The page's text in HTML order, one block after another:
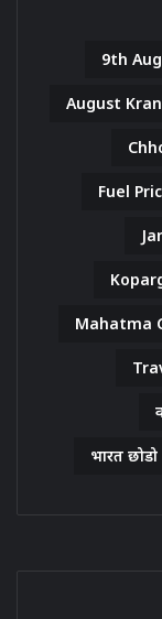
9th
August
Fuel
Mahatma
भारत